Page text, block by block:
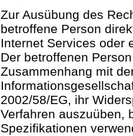
Zur Ausübung des
betroffene Person
Internet Services oder
Der betroffenen
Zusammenhang mit
2002/58/EG, ihr
Verfahren auszuüben,
Spezifikationen